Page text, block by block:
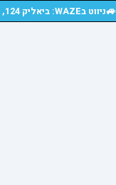
🚙ניווט בWAZE: ביאליק 124, רמת גן